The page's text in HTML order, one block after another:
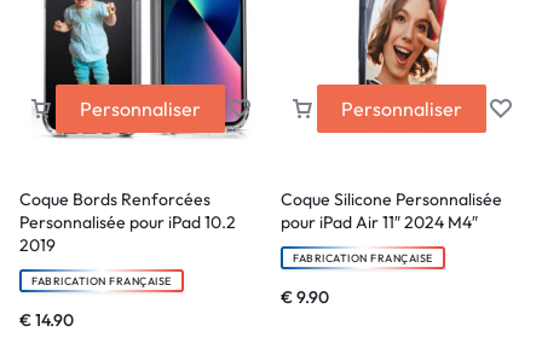
Personnaliser
Coque Bords Renforcées
Personnalisée pour iPad 10.2
2019
FABRICATION FRANÇAISE
€14.90
Personnaliser
Coque Silicone Personnalisée
pour iPad Air 11″ 2024 M4″
FABRICATION FRANÇAISE
€9.90